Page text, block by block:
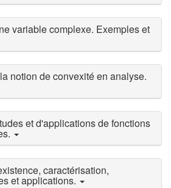
variable complexe. Exemples et
notion de convexité en analyse.
et d'applications de fonctions
caractérisation,
et applications.